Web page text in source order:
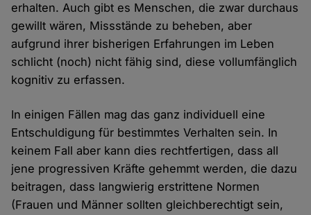
erhalten. Auch gibt es Menschen, die zwar durchaus
gewillt wären, Missstände zu beheben, aber
aufgrund ihrer bisherigen Erfahrungen im Leben
schlicht (noch) nicht fähig sind, diese vollumfänglich
kognitiv zu erfassen.
In einigen Fällen mag das ganz individuell eine
Entschuldigung für bestimmtes Verhalten sein. In
keinem Fall aber kann dies rechtfertigen, dass all
jene progressiven Kräfte gehemmt werden, die dazu
beitragen, dass langwierig erstrittene Normen
(Frauen und Männer sollten gleichberechtigt sein,